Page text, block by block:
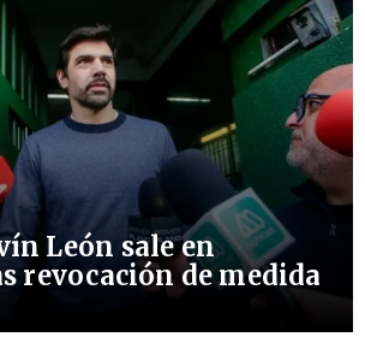
León sale en
revocación de medida